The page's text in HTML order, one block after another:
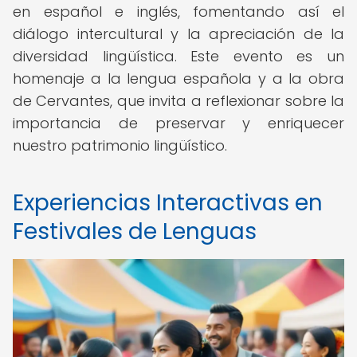
en español e inglés, fomentando así el
diálogo intercultural y la apreciación de la
diversidad lingüística. Este evento es un
homenaje a la lengua española y a la obra
de Cervantes, que invita a reflexionar sobre la
importancia de preservar y enriquecer
nuestro patrimonio lingüístico.
Experiencias Interactivas en
Festivales de Lenguas